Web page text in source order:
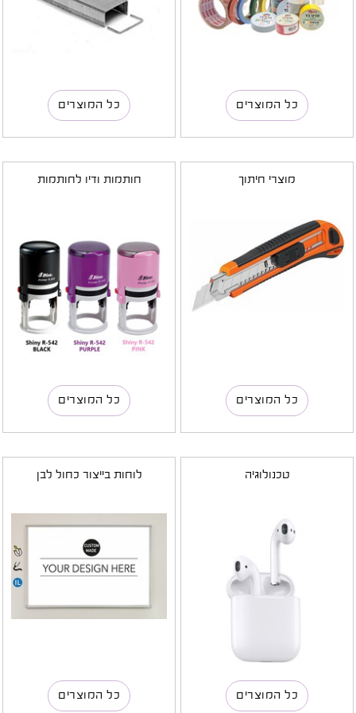
כל המוצרים כל המוצרים
מוצרי חיתוך
כל המוצרים
חותמות ודיו לחותמות
כל המוצרים
טכנולוגיה
כל המוצרים
לוחות בייצור כחול לבן
כל המוצרים